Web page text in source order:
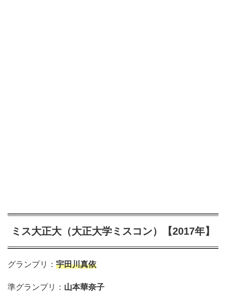
ミス大正大（大正大学ミスコン）【2017年】
グランプリ： 宇田川真依
準グランプリ： 山本華奈子